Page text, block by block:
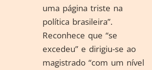
uma página triste na
política brasileira”.
Reconhece que “se
excedeu” e dirigiu-se ao
magistrado “com um nível